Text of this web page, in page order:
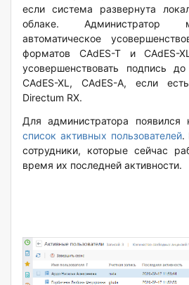
если система развернута
облаке. Администратор
автоматическое
форматов CAdES-T и CAdES-
усовершенствовать подпись
CAdES-XL, CAdES-A, если
Directum RX.
Для администратора появился
список активных пользователей.
сотрудники, которые сейчас
время их последней активности.